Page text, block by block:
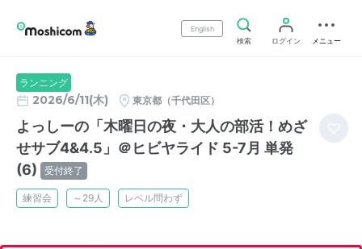
English
検索
ログイン メニュー
ランニング
2026/6/11(木) 東京都（千代田区）
よっしーの「木曜日の夜・大人の部活！めざ
せサブ4&4.5」＠ヒビヤライド 5-7月 単発
(6)
受付終了
練習会 ～29人 レベル問わず